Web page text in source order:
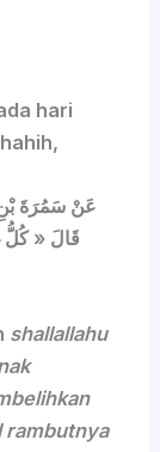
hari
عَنْ سَمُرَةَ
قَالَ « كُلُّ
shallallahu
rambutnya